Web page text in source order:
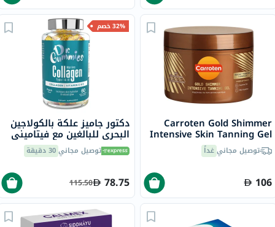
Carroten Gold Shimmer
Intensive Skin Tanning Gel
150mlتوصيل مجانيغداً
106
32% خصم
دكتور جاميز علكة بالكولاجين
البحري للبالغين مع فيتاميني
ج وهـ، حزمة من 60
توصيل مجاني30 دقيقة
78.75
115.50